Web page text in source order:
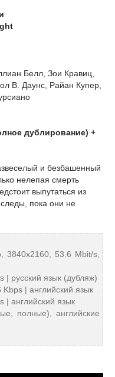
Белл, Зои Кравиц,
В. Даунс, Райан Купер,
дублирование) +
и безбашенный
нелепая смерть
выпутаться из
следы, пока они не
3840x2160, 53.6 Mbit/s,
| русский язык (дубляж)
| английский язык
| английский язык
полные), английские